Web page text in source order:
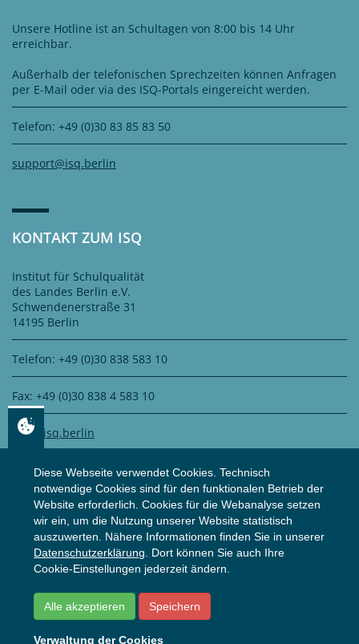
Unsere Hotline ist an Schultagen von 8:00 bis 14 Uhr
erreichbar.
Außerhalb der telefonischen Sprechzeiten können Anfragen
per E-Mail oder via des ISQ-Portals eingereicht werden.
Telefon: +49 (0)30 83 85 83 50
support@isq.berlin
KONTAKT ZUM ISQ
Institut für Schulqualität
des Landes Berlin e.V.
Schwendenerstraße 31
14195 Berlin
Telefon: +49 (0)30 838 583 10
Fax: +49 (0)30 838 4 583 10
info@isq.berlin
DATENSCHUTZ
Zertifiziert durch
WS Datenschutz GmbH
Zur Datenschutzerklärung
© ISQ Impressum Datenschutzerklärung
Diese Webseite verwendet Cookies. Technisch
notwendige Cookies sind für den funktionalen Betrieb der
Website erforderlich. Cookies für die Webanalyse setzen
wir ein, um die Nutzung unserer Website statistisch
auszuwerten. Nähere Informationen finden Sie in unserer
Datenschutzerklärung . Dort können Sie auch Ihre
Cookie-Einstellungen jederzeit ändern.
Alle akzeptieren Speichern
Verwaltung der Cookies